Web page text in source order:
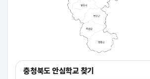
충청북도 안심학교 찾기